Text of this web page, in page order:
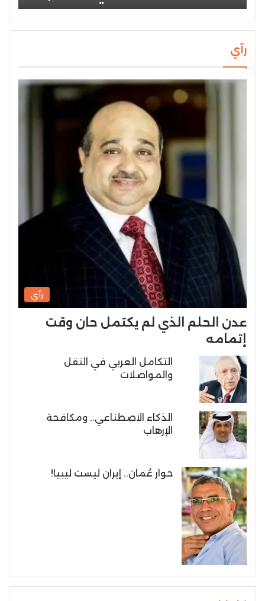
رآي
رآي
عدن الحلم الذي لم يكتمل حان وقت
إتمامه
التكامل العربي في النقل
والمواصلات
الذكاء الاصطناعي.. ومكافحة
الإرهاب
حوار عُمان.. إيران ليست ليبيا!